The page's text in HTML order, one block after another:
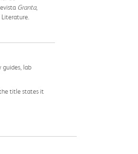
Granta,
guides, lab
title states it